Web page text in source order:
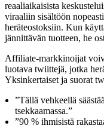
reaaliaikaisista
viraaliin sisältöön
heräteostoksiin. Kun
jännittävän tuotteen, he
Affiliate-markkinoijat
luotava twiittejä, jotka
Yksinkertaiset ja suorat
”Tällä vehkeellä
tsekkaamassa.”
”90 % ihmisistä